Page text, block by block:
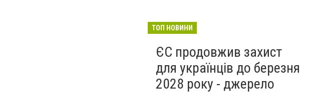
ТОП НОВИНИ
ЄС продовжив захист
для українців до березня
2028 року - джерело